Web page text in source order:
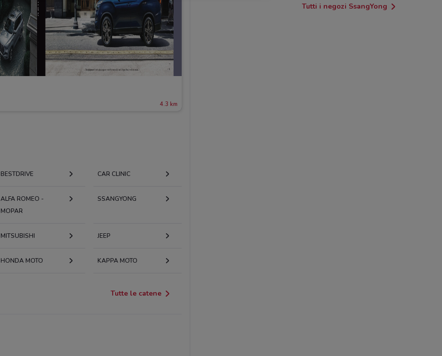
4.3 km
Tutti i negozi SsangYong
BESTDRIVE CAR CLINIC
ALFA ROMEO -
MOPAR
SSANGYONG
MITSUBISHI JEEP
HONDA MOTO KAPPA MOTO
Tutte le catene